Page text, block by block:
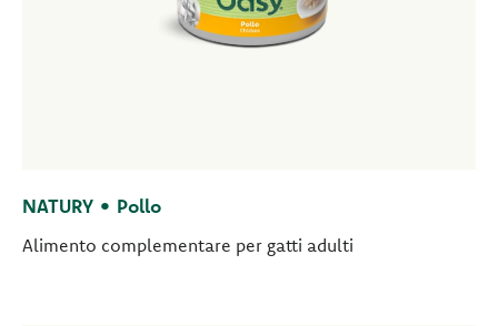
NATURY • Pollo
Alimento complementare per gatti adulti